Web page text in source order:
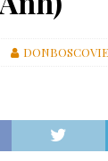
của gia đình nhân
Pêru ĐỨC GIÁO
và tham nhũng
đời cho Chúa và